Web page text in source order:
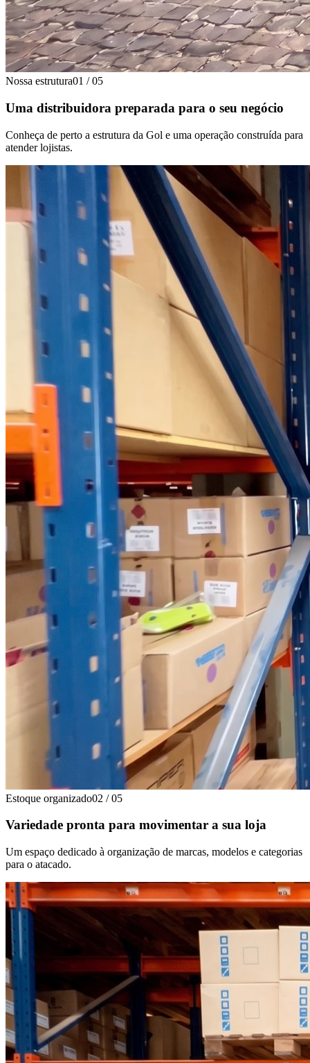
Nossa estrutura01 / 05
Uma distribuidora preparada para o seu negócio
Conheça de perto a estrutura da Gol e uma operação construída para
atender lojistas.
Estoque organizado02 / 05
Variedade pronta para movimentar a sua loja
Um espaço dedicado à organização de marcas, modelos e categorias
para o atacado.